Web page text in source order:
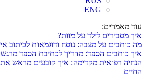
ENG
עוד מאמרים:
איך מסבירים לילד על מוות?
מה כותבים על מצבה: נוסח ודוגמאות לכיתוב
איך כותבים הספד: מדריך לכתיבת הספד
הנחיה רפואית מקדימה: איך קובעים מראש את
החיים